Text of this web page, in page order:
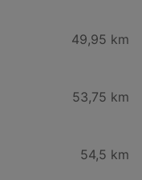
49,95 km
53,75 km
54,5 km